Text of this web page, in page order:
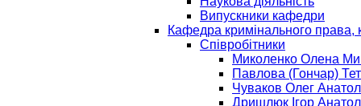
Випускники кафедри
Кафедра кримінального права,
Співробітники
Миколенко Олена
Павлова (Гончар)
Чуваков Олег
Дришлюк Ігор